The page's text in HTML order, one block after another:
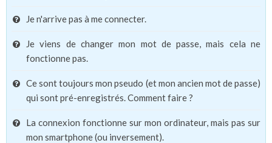
Je n'arrive pas à me connecter.
Je viens de changer mon mot de passe, mais cela ne
fonctionne pas.
Ce sont toujours mon pseudo (et mon ancien mot de passe)
qui sont pré-enregistrés. Comment faire ?
La connexion fonctionne sur mon ordinateur, mais pas sur
mon smartphone (ou inversement).